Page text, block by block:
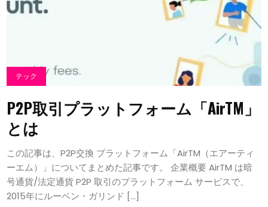
テック
P2P取引プラットフォーム「AirTM」
とは
この記事は、P2P交換 プラットフォーム「AirTM（エアーティ
ーエム）」についてまとめた記事です。 企業概要 AirTM は暗
号通貨/法定通貨 P2P 取引のプラットフォーム サービスで、
2015年にルーベン・ガリンド […]